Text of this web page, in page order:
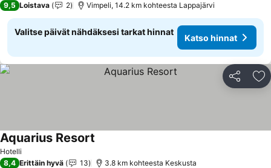
9,5 Loistava 2 Vimpeli, 14.2 km kohteesta Lappajärvi
Valitse päivät nähdäksesi tarkat hinnat
Katso hinnat
Jaa
Hotelli
Aquarius Resort
8,4 Erittäin hyvä 13 3.8 km kohteesta Keskusta